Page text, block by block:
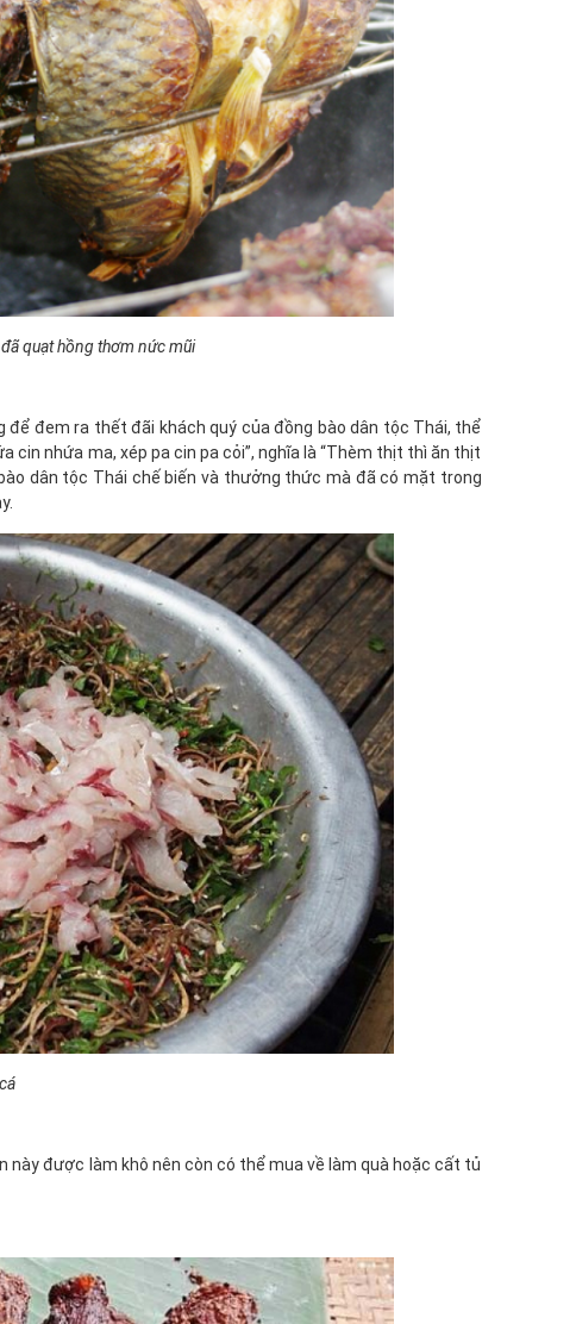
quạt hồng thơm nức mũi
đem ra thết đãi khách quý của đồng bào dân tộc Thái, thể
cin nhứa ma, xép pa cin pa cỏi”, nghĩa là “Thèm thịt thì ăn thịt
dân tộc Thái chế biến và thưởng thức mà đã có mặt trong
được làm khô nên còn có thể mua về làm quà hoặc cất tủ